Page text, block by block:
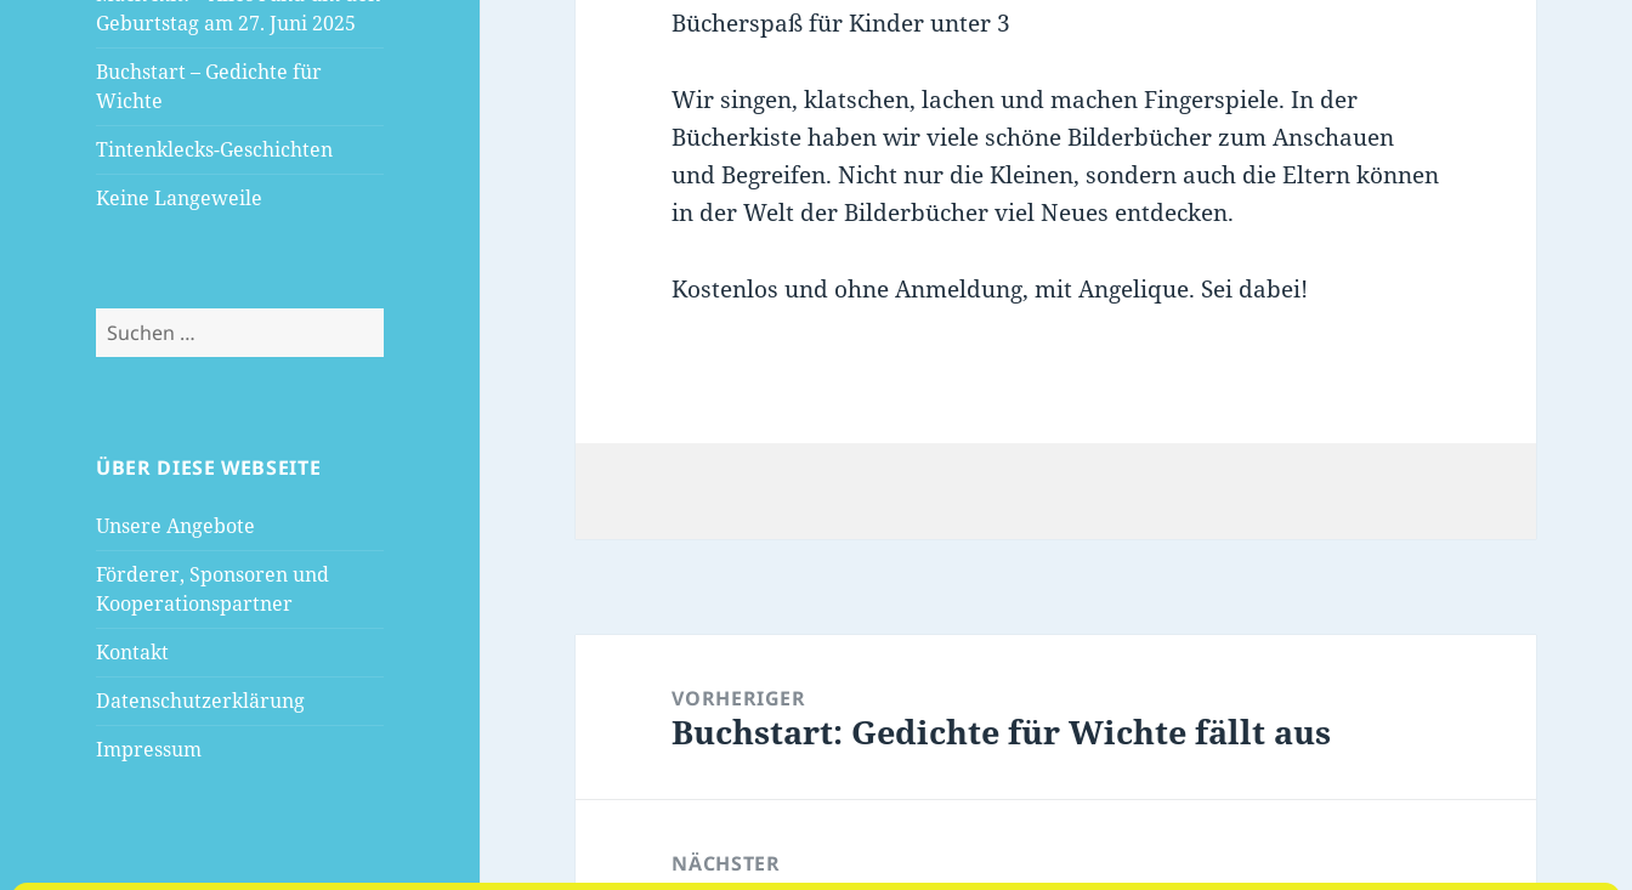
Geburtstag am 27. Juni 2025
Buchstart – Gedichte für
Wichte
Tintenklecks-Geschichten
Keine Langeweile
Suchen
nach:
ÜBER DIESE WEBSEITE
Unsere Angebote
Förderer, Sponsoren und
Kooperationspartner
Kontakt
Datenschutzerklärung
Impressum
Bücherspaß für Kinder unter 3
Wir singen, klatschen, lachen und machen Fingerspiele. In der
Bücherkiste haben wir viele schöne Bilderbücher zum Anschauen
und Begreifen. Nicht nur die Kleinen, sondern auch die Eltern können
in der Welt der Bilderbücher viel Neues entdecken.
Kostenlos und ohne Anmeldung, mit Angelique. Sei dabei!
VORHERIGER
Vorheriger
Buchstart: Gedichte für Wichte fällt aus
NÄCHSTER